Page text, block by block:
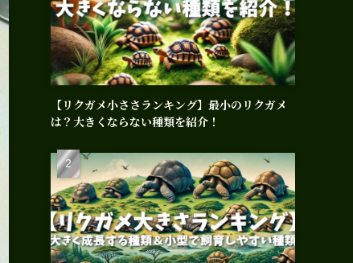
【リクガメ小ささランキング】最小のリクガメ
は？大きくならない種類を紹介！